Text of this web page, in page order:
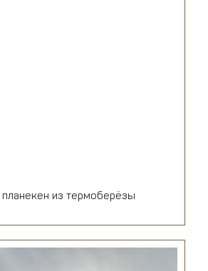
из термоберёзы